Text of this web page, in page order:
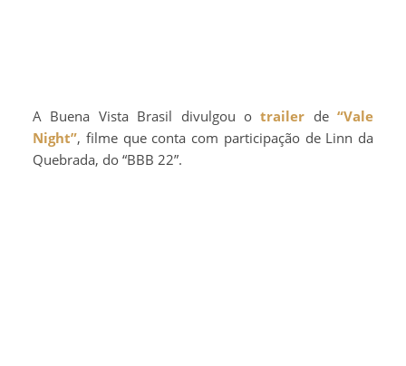
A Buena Vista Brasil divulgou otrailer de “Vale
Night”, filme que conta com participação de Linn da
Quebrada, do “BBB 22”.